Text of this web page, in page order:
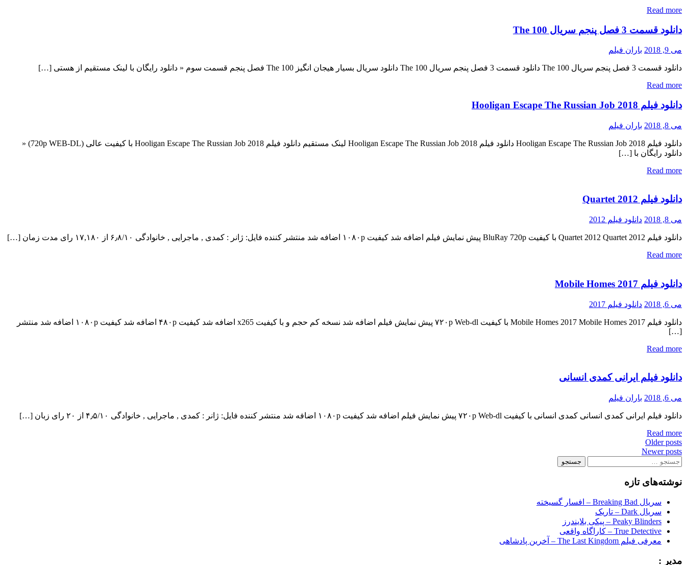
Read more
دانلود قسمت 3 فصل پنجم سریال The 100
می 9, 2018 باران فیلم
دانلود قسمت 3 فصل پنجم سریال The 100 دانلود قسمت 3 فصل پنجم سریال The 100 دانلود سریال بسیار هیجان انگیز The 100 فصل پنجم قسمت سوم « دانلود رایگان با لینک مستقیم از هستی […]
Read more
دانلود فیلم Hooligan Escape The Russian Job 2018
می 8, 2018 باران فیلم
دانلود فیلم Hooligan Escape The Russian Job 2018 دانلود فیلم Hooligan Escape The Russian Job 2018 لینک مستقیم دانلود فیلم Hooligan Escape The Russian Job 2018 با کیفیت عالی (720p WEB-DL) «
دانلود رایگان با […]
Read more
دانلود فیلم Quartet 2012
می 8, 2018 دانلود فیلم 2012
دانلود فیلم Quartet 2012 Quartet 2012 با کیفیت BluRay 720p پیش نمایش فیلم اضافه شد کیفیت ۱۰۸۰p اضافه شد منتشر کننده فایل: ژانر : کمدی , ماجرایی , خانوادگی ۶٫۸/۱۰ از ۱۷,۱۸۰ رای مدت زمان […]
Read more
دانلود فیلم Mobile Homes 2017
می 6, 2018 دانلود فیلم 2017
دانلود فیلم Mobile Homes 2017 Mobile Homes 2017 با کیفیت ۷۲۰p Web-dl پیش نمایش فیلم اضافه شد نسخه کم حجم و با کیفیت x265 اضافه شد کیفیت ۴۸۰p اضافه شد کیفیت ۱۰۸۰p اضافه شد منتشر
[…]
Read more
دانلود فیلم ایرانی کمدی انسانی
می 6, 2018 باران فیلم
دانلود فیلم ایرانی کمدی انسانی کمدی انسانی با کیفیت ۷۲۰p Web-dl پیش نمایش فیلم اضافه شد کیفیت ۱۰۸۰p اضافه شد منتشر کننده فایل: ژانر : کمدی , ماجرایی , خانوادگی ۴٫۵/۱۰ از ۲۰ رای زبان […]
Read more
Posts
navigation
Older posts
Newer posts
جستجو
نوشته‌های تازه
سریال Breaking Bad – افسار گسیخته
سریال Dark – تاریک
Peaky Blinders – پیکی بلایندرز
True Detective – کاراگاه واقعی
معرفی فیلم The Last Kingdom – آخرین پادشاهی
مدیر :